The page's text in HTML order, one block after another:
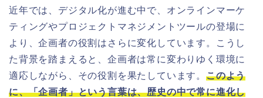
近年では、デジタル化が進む中で、オンラインマーケ
ティングやプロジェクトマネジメントツールの登場に
より、企画者の役割はさらに変化しています。こうし
た背景を踏まえると、企画者は常に変わりゆく環境に
適応しながら、その役割を果たしています。 このよう
に、「企画者」という言葉は、歴史の中で常に進化し